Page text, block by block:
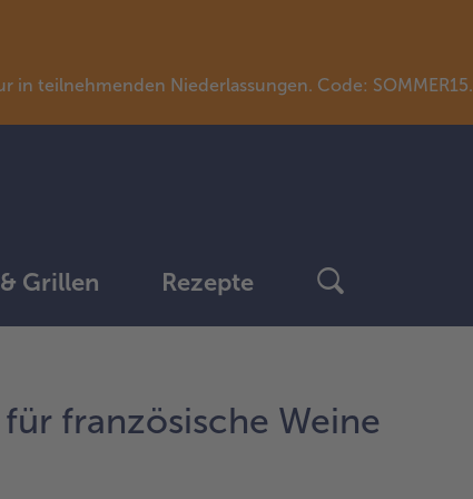
in teilnehmenden Niederlassungen. Code: SOMMER15.
Grillen Rezepte
französische Weine